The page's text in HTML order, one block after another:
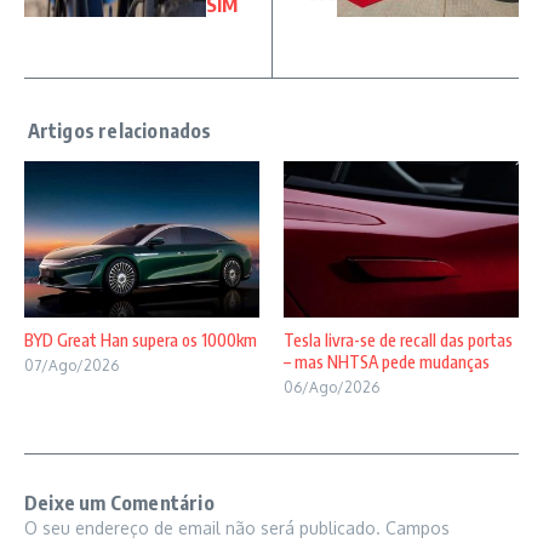
BYD Great Han supera os 1000km
07/Ago/2026
Tesla livra-se de recall das portas
– mas NHTSA pede mudanças
06/Ago/2026
Deixe um Comentário
O seu endereço de email não será publicado. Campos